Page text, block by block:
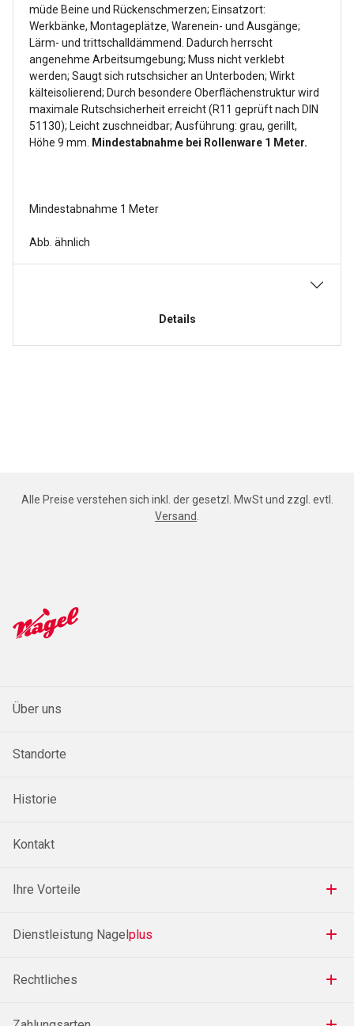
müde Beine und Rückenschmerzen; Einsatzort:
Werkbänke, Montageplätze‚ Warenein- und Ausgänge;
Lärm- und trittschalldämmend. Dadurch herrscht
angenehme Arbeitsumgebung; Muss nicht verklebt
werden; Saugt sich rutschsicher an Unterboden; Wirkt
kälteisolierend; Durch besondere Oberflächenstruktur wird
maximale Rutschsicherheit erreicht (R11 geprüft nach DIN
51130); Leicht zuschneidbar; Ausführung: grau, gerillt,
Höhe 9 mm.
Mindestabnahme bei Rollenware 1 Meter.
Mindestabnahme 1 Meter
Abb. ähnlich
Details
Alle Preise verstehen sich inkl. der gesetzl. MwSt und zzgl. evtl.
Versand
Über uns
Standorte
Historie
Kontakt
Ihre Vorteile
Dienstleistung Nagelplus
Rechtliches